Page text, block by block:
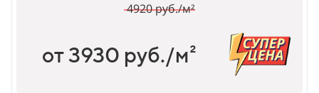
4920 руб./м²
от 3930 руб./м²